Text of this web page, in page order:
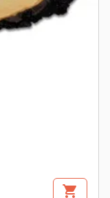
shopping_cart